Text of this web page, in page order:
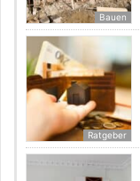
Bauen
Ratgeber